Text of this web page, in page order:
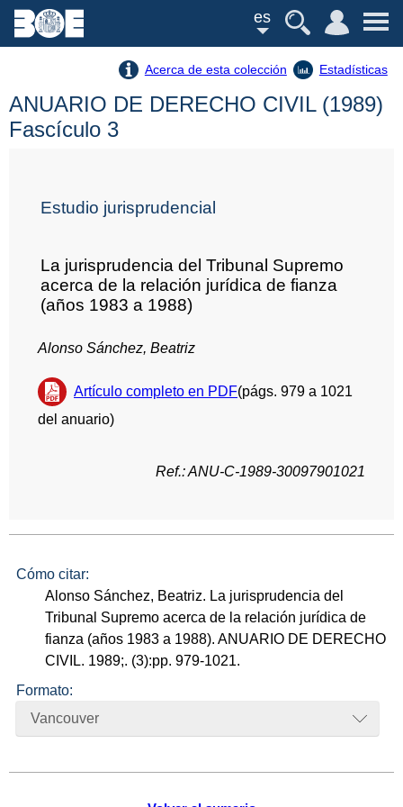
es
Acerca de esta colección Estadísticas
ANUARIO DE DERECHO CIVIL (1989)
Fascículo 3
Estudio jurisprudencial
La jurisprudencia del Tribunal Supremo
acerca de la relación jurídica de fianza
(años 1983 a 1988)
Alonso Sánchez, Beatriz
Artículo completo en PDF(págs. 979 a 1021
del anuario)
Ref.: ANU-C-1989-30097901021
Cómo citar:
Alonso Sánchez, Beatriz. La jurisprudencia del
Tribunal Supremo acerca de la relación jurídica de
fianza (años 1983 a 1988). ANUARIO DE DERECHO
CIVIL. 1989;. (3):pp. 979-1021.
Formato:
Vancouver